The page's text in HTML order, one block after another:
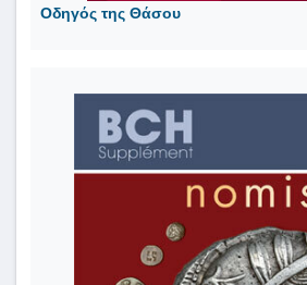
Οδηγός της Θάσου